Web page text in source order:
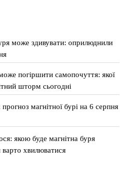
може здивувати: оприлюднили
погіршити самопочуття: якої
шторм сьогодні
магнітної бурі на 6 серпня
якою буде магнітна буря
варто хвилюватися